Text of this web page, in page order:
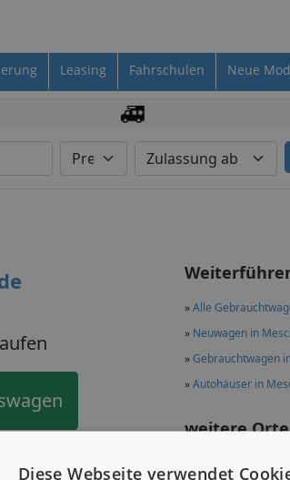
Leasing Fahrschulen Neue
»Alle
» Neuwagen in
»Gebrauchtwagen
»Autohäuser in
weitere
Diese Webseite verwendet